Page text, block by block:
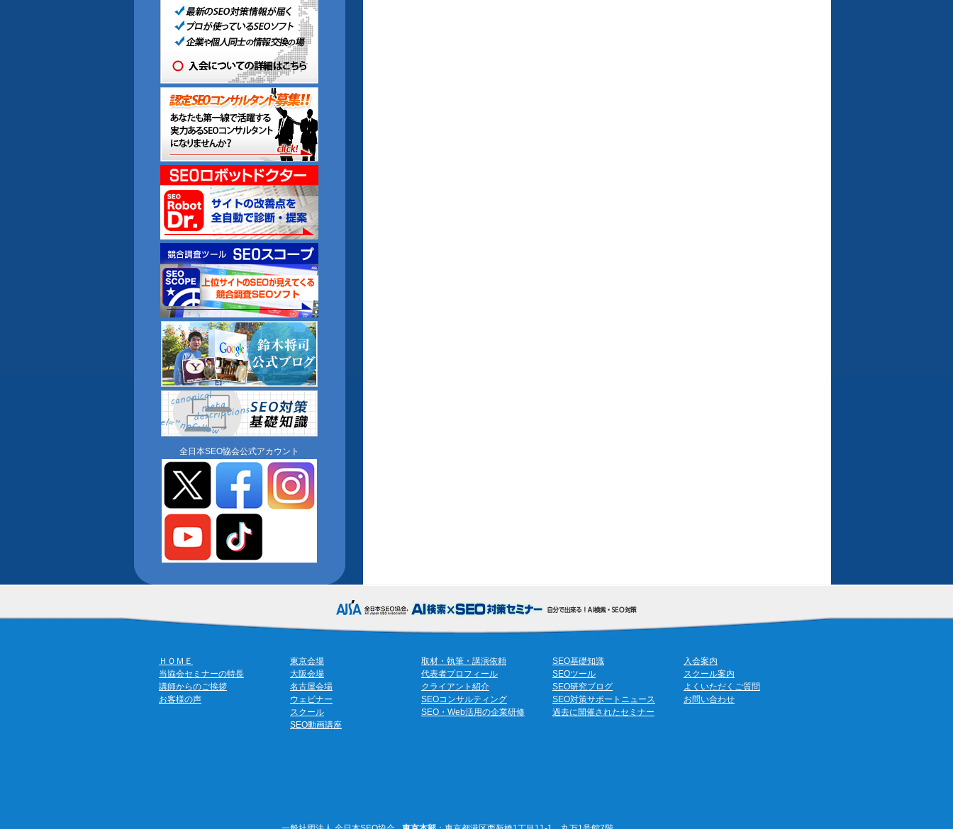
全日本SEO協会公式アカウント
ＨＯＭＥ
当協会セミナーの特長
講師からのご挨拶
お客様の声
東京会場
大阪会場
名古屋会場
ウェビナー
スクール
SEO動画講座
取材・執筆・講演依頼
代表者プロフィール
クライアント紹介
SEOコンサルティング
SEO・Web活用の企業研修
SEO基礎知識
SEOツール
SEO研究ブログ
SEO対策サポートニュース
過去に開催されたセミナー
入会案内
スクール案内
よくいただくご質問
お問い合わせ